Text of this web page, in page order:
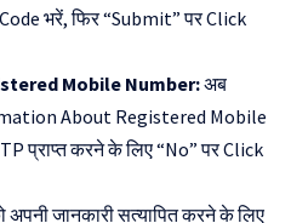
भरें, फिर “Submit” पर Click
Mobile Number:अब
About Registered Mobile
प्राप्त करने के लिए “No” पर Click
जानकारी सत्यापित करने के लिए